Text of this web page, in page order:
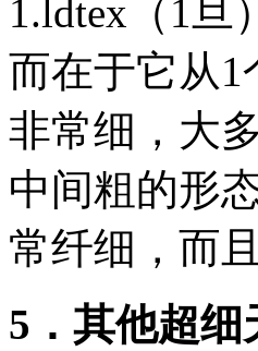
1.ldtex（1旦
而在于它从1
非常细，大
中间粗的形
常纤细，而
5．其他超细